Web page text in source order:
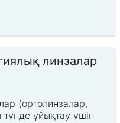
линзалар
(ортолинзалар,
ұйықтау үшін